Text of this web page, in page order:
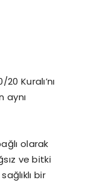
Kuralı’nı
aynı
olarak
ve bitki
bir